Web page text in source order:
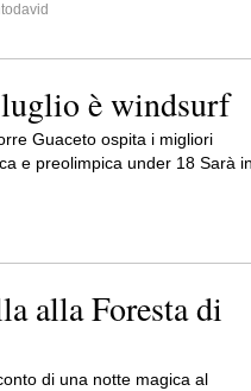
è windsurf
Guaceto ospita i migliori
e preolimpica under 18 Sarà
alla Foresta di
di una notte magica al